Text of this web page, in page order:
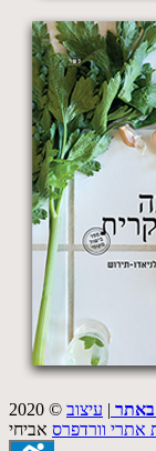
באתר | עיצוב
אתרי וורדפרס אביחי